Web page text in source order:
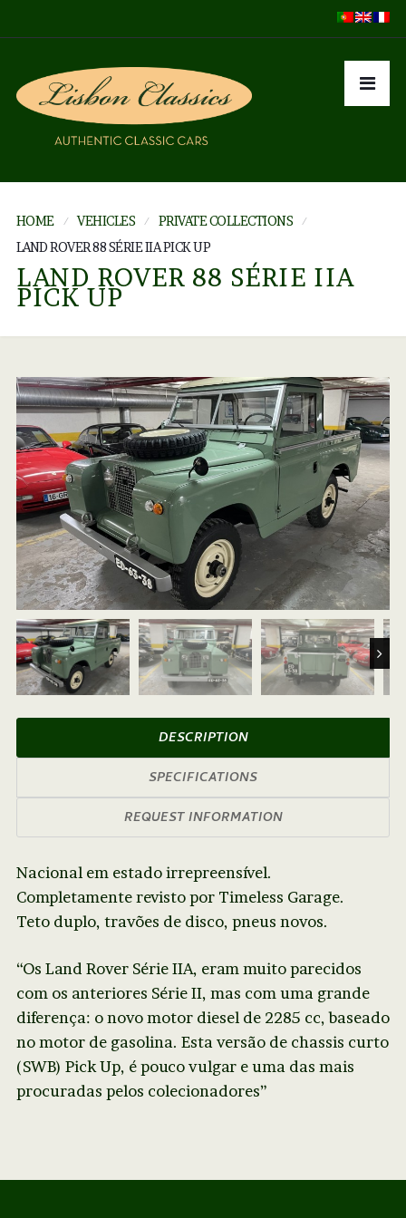
HOME VEHICLES
PRIVATE COLLECTIONS
LAND ROVER 88 SÉRIE IIA PICK UP
LAND ROVER 88 SÉRIE IIA
PICK UP
Next
DESCRIPTION
SPECIFICATIONS
REQUEST INFORMATION
Nacional em estado irrepreensível.
Completamente revisto por Timeless Garage.
Teto duplo, travões de disco, pneus novos.
“Os Land Rover Série IIA, eram muito parecidos
com os anteriores Série II, mas com uma grande
diferença: o​ novo motor diesel de 2285 cc, baseado
no motor de gasolina. Esta versão de chassis curto
(SWB) Pick Up, é pouco vulgar e uma das mais
procuradas pelos colecionadores”